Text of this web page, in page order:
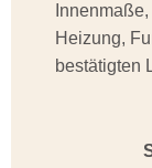
Heizung,
bestätigten